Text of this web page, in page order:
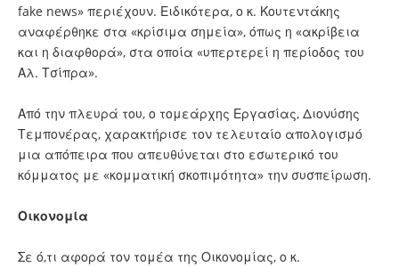
fake news» περιέχουν. Ειδικότερα, ο κ. Κουτεντάκης
αναφέρθηκε στα «κρίσιμα σημεία», όπως η «ακρίβεια
και η διαφθορά», στα οποία «υπερτερεί η περίοδος του
Αλ. Τσίπρα».
Από την πλευρά του, ο τομεάρχης Εργασίας, Διονύσης
Τεμπονέρας, χαρακτήρισε τον τελευταίο απολογισμό
μια απόπειρα που απευθύνεται στο εσωτερικό του
κόμματος με «κομματική σκοπιμότητα» την συσπείρωση.
Οικονομία
Σε ό,τι αφορά τον τομέα της Οικονομίας, ο κ.